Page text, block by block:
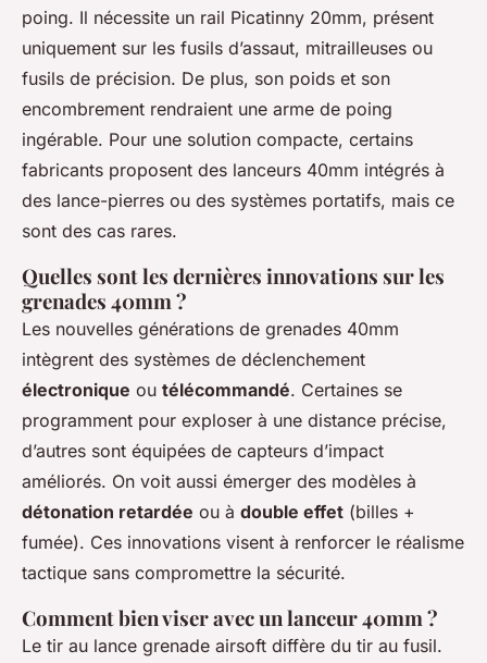
poing. Il nécessite un rail Picatinny 20mm, présent
uniquement sur les fusils d’assaut, mitrailleuses ou
fusils de précision. De plus, son poids et son
encombrement rendraient une arme de poing
ingérable. Pour une solution compacte, certains
fabricants proposent des lanceurs 40mm intégrés à
des lance-pierres ou des systèmes portatifs, mais ce
sont des cas rares.
Quelles sont les dernières innovations sur les
grenades 40mm ?
Les nouvelles générations de grenades 40mm
intègrent des systèmes de déclenchement
électronique ou télécommandé. Certaines se
programment pour exploser à une distance précise,
d’autres sont équipées de capteurs d’impact
améliorés. On voit aussi émerger des modèles à
détonation retardée ou à double effet (billes +
fumée). Ces innovations visent à renforcer le réalisme
tactique sans compromettre la sécurité.
Comment bien viser avec un lanceur 40mm ?
Le tir au lance grenade airsoft diffère du tir au fusil.